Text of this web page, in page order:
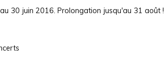
30 juin 2016. Prolongation jusqu'au 31 août !